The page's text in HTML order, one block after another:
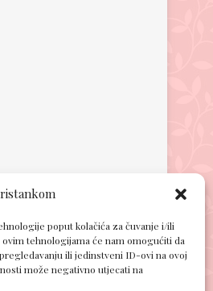
poput kolačića za čuvanje i/ili
tehnologijama će nam omogućiti da
ili jedinstveni ID-ovi na ovoj
može negativno utjecati na